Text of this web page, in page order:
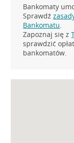
Bankomaty
Sprawdź
Bankomatu.
Zapoznaj się z
sprawdzić
bankomatów.